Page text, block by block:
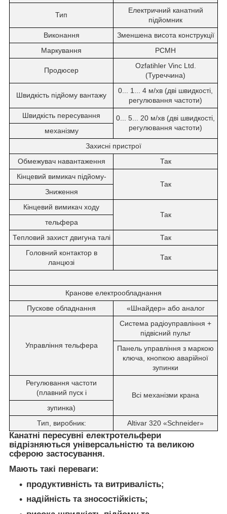
Тип
Електричний канатний
підйомник
Виконання
Зменшена висота конструкції
Маркування
PCMH
Продюсер
Ozfatihler Vinc Ltd.
(Туреччина)
Швидкість підйому вантажу
0... 1... 4 м/хв (дві швидкості,
регулювання частоти)
Швидкість пересування
0... 5... 20 м/хв (дві швидкості,
регулювання частоти)
механізму
Захисні пристрої
Обмежувач навантаження
Так
Кінцевий вимикач підйому-
Так
Зниження
Кінцевий вимикач ходу
Так
тельфера
Тепловий захист двигуна талі
Так
Головний контактор в
ланцюзі
Так
Кранове електрообладнання
Пускове обладнання
«Шнайдер» або аналог
Управління тельфера
Система радіоуправління +
підвісний пульт
Панель управління з маркою
ключа, кнопкою аварійної
зупинки
Регулювання частоти
(плавний пуск і
Всі механізми крана
зупинка)
Тип, виробник:
Altivar 320 «Schneider»
Канатні пересувні електротельфери
відрізняються універсальністю та великою
сферою застосування.
Мають такі переваги:
продуктивність та витривалість;
надійність та зносостійкість;